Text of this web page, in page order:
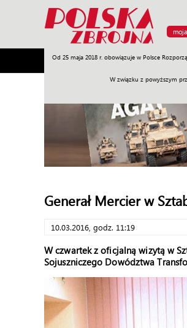
Od 25 maja 2018 r. obowiązuje w Polsce
W związku z powyższym
Armia Poligon Sprzęt Misje
Generał Mercier w
10.03.2016, godz. 11:19
W czwartek z oficjalną wizytą w
Sojuszniczego Dowództwa